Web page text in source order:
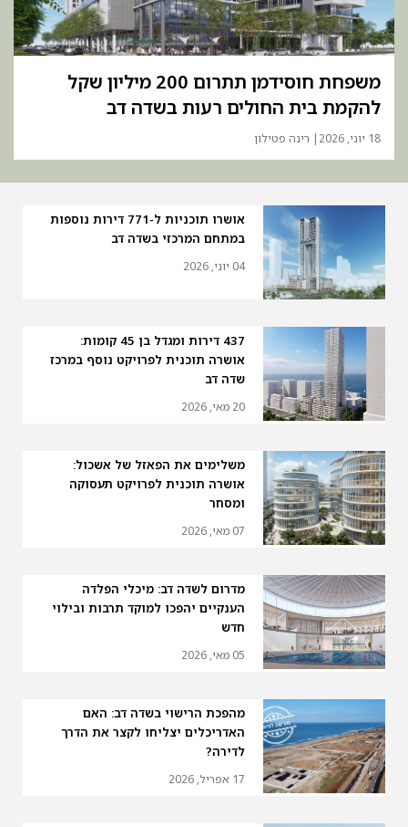
משפחת חוסידמן תתרום 200 מיליון שקל
להקמת בית החולים רעות בשדה דב
18 יוני, 2026 | רינה פטילון
אושרו תוכניות ל-771 דירות נוספות
במתחם המרכזי בשדה דב
04 יוני, 2026
437 דירות ומגדל בן 45 קומות:
אושרה תוכנית לפרויקט נוסף במרכז
שדה דב
20 מאי, 2026
משלימים את הפאזל של אשכול:
אושרה תוכנית לפרויקט תעסוקה
ומסחר
07 מאי, 2026
מדרום לשדה דב: מיכלי הפלדה
הענקיים יהפכו למוקד תרבות ובילוי
חדש
05 מאי, 2026
מהפכת הרישוי בשדה דב: האם
האדריכלים יצליחו לקצר את הדרך
לדירה?
17 אפריל, 2026